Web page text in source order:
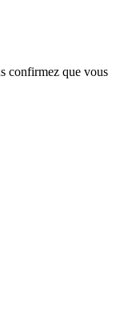
confirmez que vous